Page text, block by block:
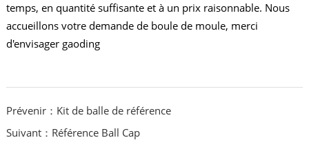
temps, en quantité suffisante et à un prix raisonnable. Nous
accueillons votre demande de boule de moule, merci
d'envisager gaoding
Prévenir：Kit de balle de référence
Suivant：Référence Ball Cap